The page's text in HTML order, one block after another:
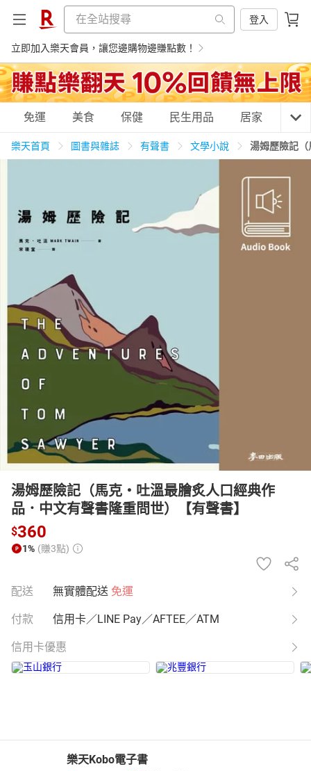
登入
立即加入樂天會員，讓您邊購物邊賺點數！
購物網分類
養生保健
居家生活 親子玩具
日本購物 電子/紙本書
HOT
免運 美食 保健 民生用品 居家 3C
樂天首頁 圖書與雜誌 有聲書 文學小說 湯姆歷險記
湯姆歷險記（馬克‧吐溫最膾炙人口經典作
品．中文有聲書隆重問世）【有聲書】
$360
1% (賺3點)
配送 無實體配送 免運
付款 信用卡／LINE Pay／AFTEE／ATM
信用卡優惠
樂天Kobo電子書